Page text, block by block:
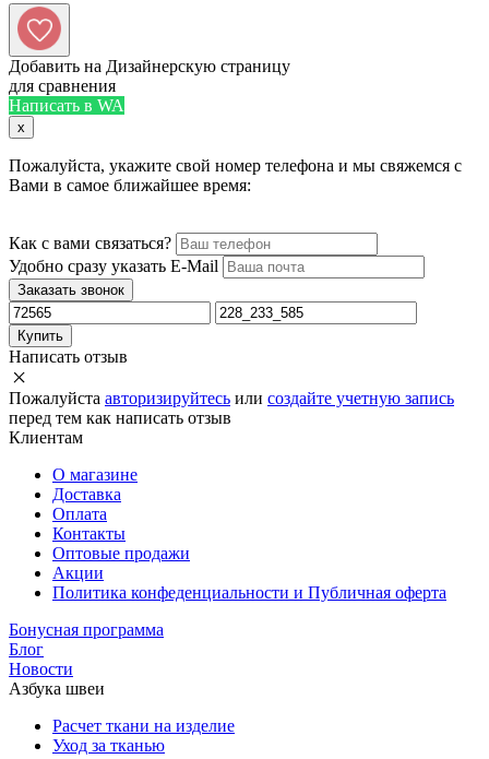
Добавить на Дизайнерскую страницу
для сравнения
Написать в WA
x
Пожалуйста, укажите свой номер телефона и мы свяжемся с
Вами в самое ближайшее время:
Как с вами связаться?
Удобно сразу указать E-Mail
Заказать звонок
Купить
Написать отзыв
Пожалуйста авторизируйтесь или создайте учетную запись
перед тем как написать отзыв
Клиентам
О магазине
Доставка
Оплата
Контакты
Оптовые продажи
Акции
Политика конфеденциальности и Публичная оферта
Бонусная программа
Блог
Новости
Азбука швеи
Расчет ткани на изделие
Уход за тканью